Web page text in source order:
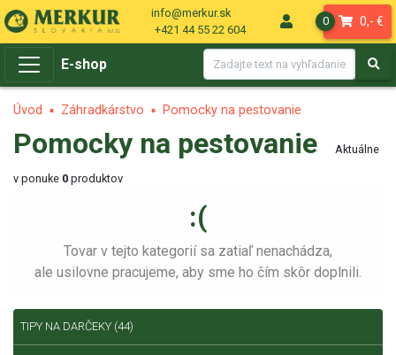
info@merkur.sk
+421 44 55 22 604
0 0,- €
E-shop
Úvod Záhradkárstvo Pomocky na pestovanie
Pomocky na pestovanie Aktuálne
v ponuke 0 produktov
:(
Tovar v tejto kategorií sa zatiaľ nenachádza,
ale usilovne pracujeme, aby sme ho čím skôr doplnili.
TIPY NA DARČEKY (44)